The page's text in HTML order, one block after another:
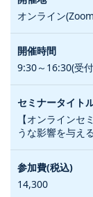
オンライン
9:30～16:30(受
【オンライン
うな影響を与え
14,300